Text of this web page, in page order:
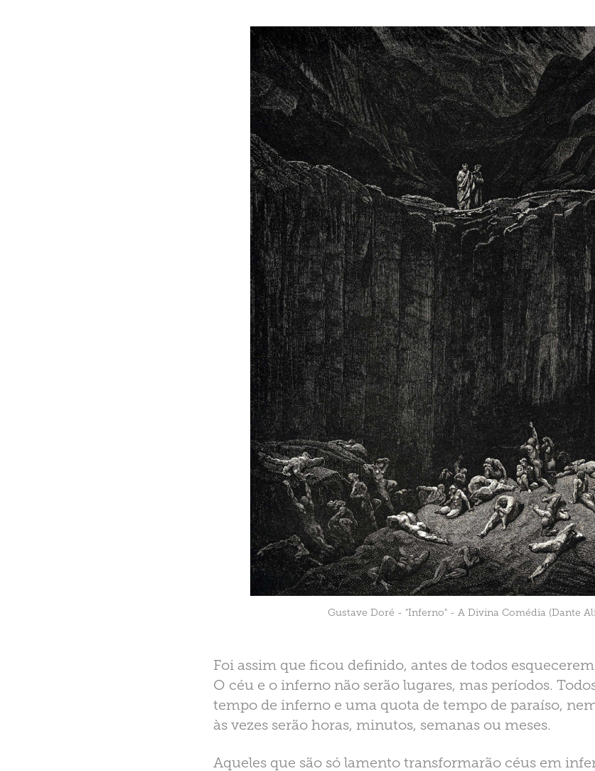
Gustave Doré - "Inferno" - A Divina Comédia (Dante
Foi assim que ficou definido, antes de todos
O céu e o inferno não serão lugares, mas períodos.
tempo de inferno e uma quota de tempo de paraíso,
às vezes serão horas, minutos, semanas ou meses.
Aqueles que são só lamento transformarão céus em